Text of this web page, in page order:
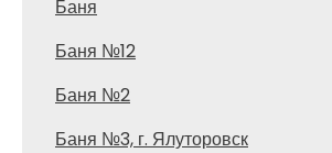
Баня
Баня №12
Баня №2
Баня №3, г. Ялуторовск